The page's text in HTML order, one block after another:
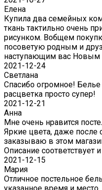
Елена
Купила два семейных
ткань тактильно очень
рисунком. Вобщем
посоветую родным и
наступающим вас Новым
2021-12-24
Светлана
Спасибо огромное! Белье
расцветка просто супер!
2021-12-21
Анна
Мне очень нравится
Яркие цвета, даже после
заказываю в этом
Описание соответствует
2021-12-15
Мария
Отличное постельное